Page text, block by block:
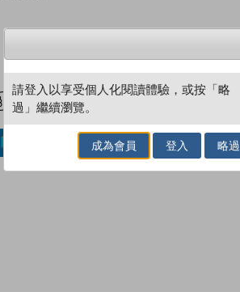
試閲 加入閱讀紀錄
加入／閱讀電子書
請登入以享受個人化閱讀體驗，或按「略
過」繼續瀏覽。
成為會員 登入 略過